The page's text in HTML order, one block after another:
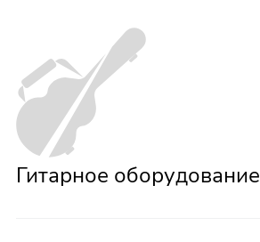
Гитарное оборудование